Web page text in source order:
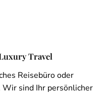
Travel
Reisebüro oder
sind Ihr persönlicher